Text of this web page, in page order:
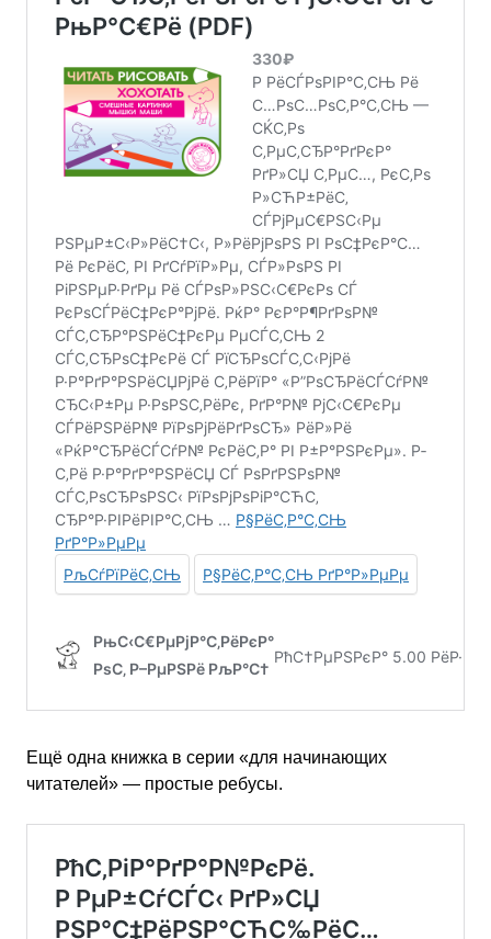
Ещё одна книжка в серии «для начинающих
читателей» — простые ребусы.